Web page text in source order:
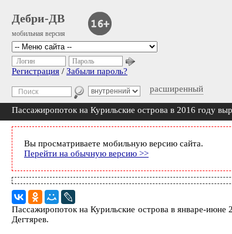
Дебри-ДВ
мобильная версия
расширенный
Логин Пароль
Регистрация / Забыли пароль?
Пассажиропоток на Курильские острова в 2016 году
Вы просматриваете мобильную версию сайта.
Перейти на обычную версию >>
Пассажиропоток на Курильские острова в январе-
Дегтярев.